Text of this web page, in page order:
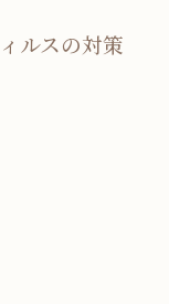
ルスの対策